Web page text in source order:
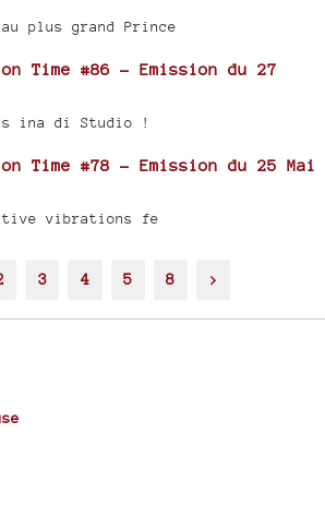
au plus grand Prince
Time #86 - Emission du 27
ina di Studio !
Time #78 - Emission du 25 Mai
vibrations fe
3 4 5 8 >